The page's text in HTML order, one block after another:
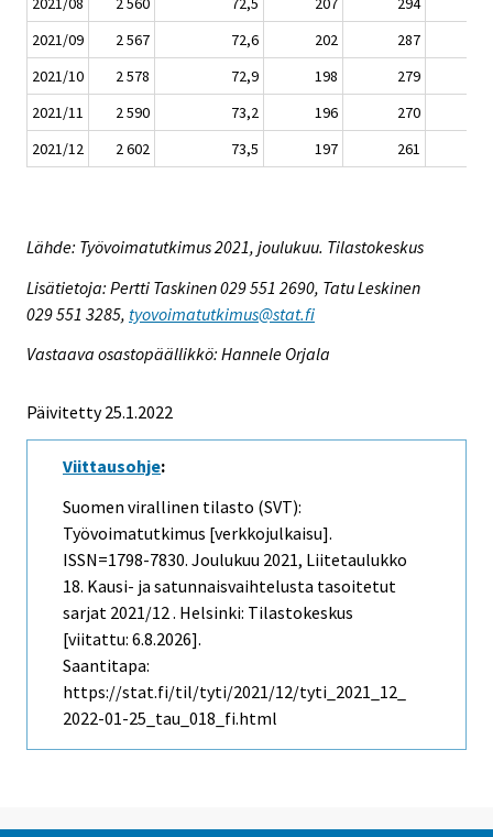
2021/09
2 567 72,6 202
287
2021/10
2 578 72,9 198
279
2021/11
2 590 73,2 196
270
2021/12
2 602 73,5 197 261
Lähde: Työvoimatutkimus 2021, joulukuu. Tilastokeskus
Lisätietoja: Pertti Taskinen 029 551 2690, Tatu Leskinen
029 551 3285, tyovoimatutkimus@stat.fi
Vastaava osastopäällikkö: Hannele Orjala
Päivitetty 25.1.2022
Viittausohje:
Suomen virallinen tilasto (SVT):
Työvoimatutkimus [verkkojulkaisu].
ISSN=1798-7830. Joulukuu 2021, Liitetaulukko
18. Kausi- ja satunnaisvaihtelusta tasoitetut
sarjat 2021/12 . Helsinki: Tilastokeskus
[viitattu: 6.8.2026].
Saantitapa:
https://stat.fi/til/tyti/2021/12/tyti_2021_12_
2022-01-25_tau_018_fi.html